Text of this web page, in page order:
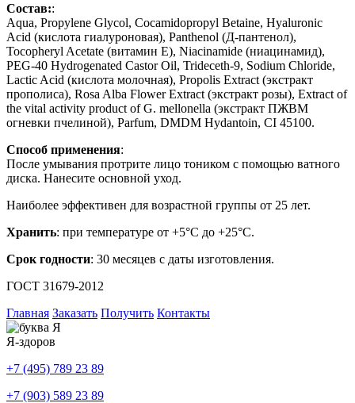
Состав::
Aqua, Propylene Glycol, Cocamidopropyl Betaine, Hyaluronic
Acid (кислота гиалуроновая), Panthenol (Д-пантенол),
Tocopheryl Acetate (витамин Е), Niacinamide (ниацинамид),
PEG-40 Hydrogenated Castor Oil, Trideceth-9, Sodium Chloride,
Lactic Acid (кислота молочная), Propolis Extract (экстракт
прополиса), Rosa Alba Flower Extract (экстракт розы), Extract of
the vital activity product of G. mellonella (экстракт ПЖВМ
огневки пчелиной), Parfum, DMDM Hydantoin, CI 45100.
Способ применения:
После умывания протрите лицо тоником с помощью ватного
диска. Нанесите основной уход.
Наиболее эффективен для возрастной группы от 25 лет.
Хранить: при температуре от +5°С до +25°С.
Срок годности: 30 месяцев с даты изготовления.
ГОСТ 31679-2012
Главная Заказать Получить Контакты
Я-здоров
+7 (495) 789 23 89
+7 (903) 589 23 89